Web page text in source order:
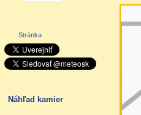
Stránka
Náhľad kamier